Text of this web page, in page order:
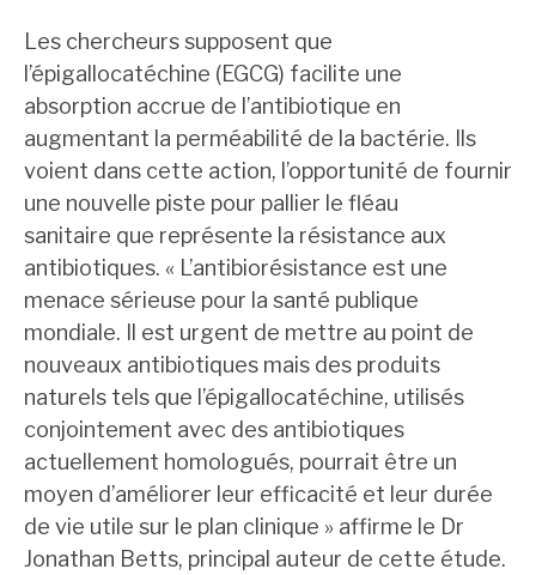
Les chercheurs supposent que
l’épigallocatéchine (EGCG) facilite une
absorption accrue de l’antibiotique en
augmentant la perméabilité de la bactérie. Ils
voient dans cette action, l’opportunité de fournir
une nouvelle piste pour pallier le fléau
sanitaire que représente la résistance aux
antibiotiques. « L’antibiorésistance est une
menace sérieuse pour la santé publique
mondiale. Il est urgent de mettre au point de
nouveaux antibiotiques mais des produits
naturels tels que l’épigallocatéchine, utilisés
conjointement avec des antibiotiques
actuellement homologués, pourrait être un
moyen d’améliorer leur efficacité et leur durée
de vie utile sur le plan clinique » affirme le Dr
Jonathan Betts, principal auteur de cette étude.